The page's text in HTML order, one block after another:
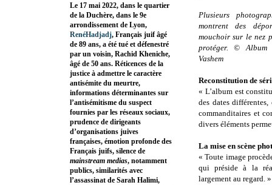
Plusieurs
montrent des
mouchoir sur le nez
protéger. © Album
Vashem
Reconstitution de
« L’album est
des dates
commanditaires et
divers éléments
La mise en scène
« Toute image
qui préside à la
largement au regard. »
Le 17 mai 2022, dans le quartier
de la Duchère, dans le 9e
arrondissement de Lyon,
RenéHadjadj, Français juif âgé
de 89 ans, a été tué et défenestré
par un voisin, Rachid Kheniche,
âgé de 50 ans. Réticences de la
justice à admettre le caractère
antisémite du meurtre,
informations déterminantes sur
l’antisémitisme du suspect
fournies par les réseaux sociaux,
prudence de dirigeants
d’organisations juives
françaises, émotion profonde des
Français juifs, silence de
mainstream medias, notamment
publics, similarités avec
l’assassinat de Sarah Halimi,